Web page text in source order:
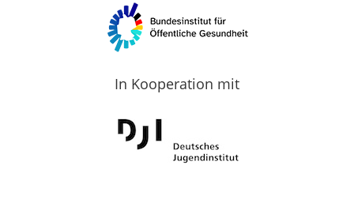
In Kooperation mit